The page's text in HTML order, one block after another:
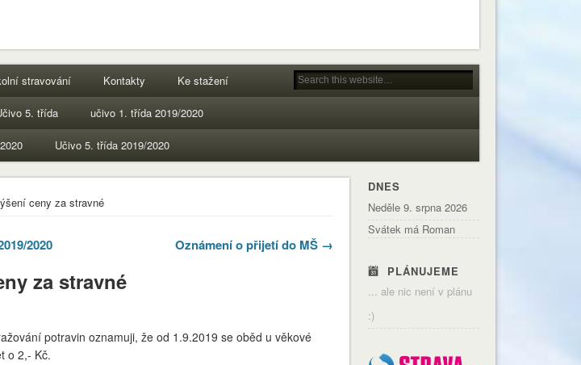
stravování Kontakty Ke stažení
5. třída učivo 1. třída 2019/2020
Učivo 5. třída 2019/2020
ceny za stravné
2020 Oznámení o přijetí do MŠ →
za stravné
potravin oznamuji, že od 1.9.2019 se oběd u věkové
o 2,- Kč.
DNES
Neděle 9. srpna 2026
Svátek má Roman
PLÁNUJEME
... ale nic není v plánu
:)